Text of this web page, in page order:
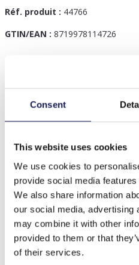
Consent
This website uses cookies
We use cookies to
provide social media
We also share information
our social media, advertising
may combine it with other
provided to them or that
of their services.
Réf. produit : 44766
GTIN/EAN : 8719978114726
H-A21.2 KY219-001 Porte-
D'autres ont acheté aussi